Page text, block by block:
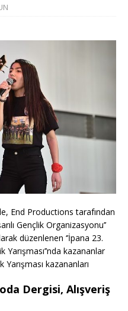
End Productions tarafından
Gençlik Organizasyonu’’
düzenlenen ‘’İpana 23.
kazananlar
kazananları
Dergisi, Alışveriş